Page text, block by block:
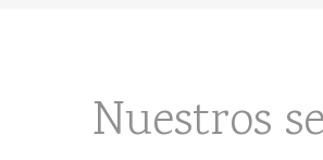
Nuestros